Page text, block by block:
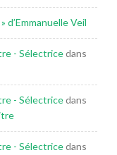
d’Emmanuelle Veil
- Sélectricedans
- Sélectricedans
- Sélectricedans